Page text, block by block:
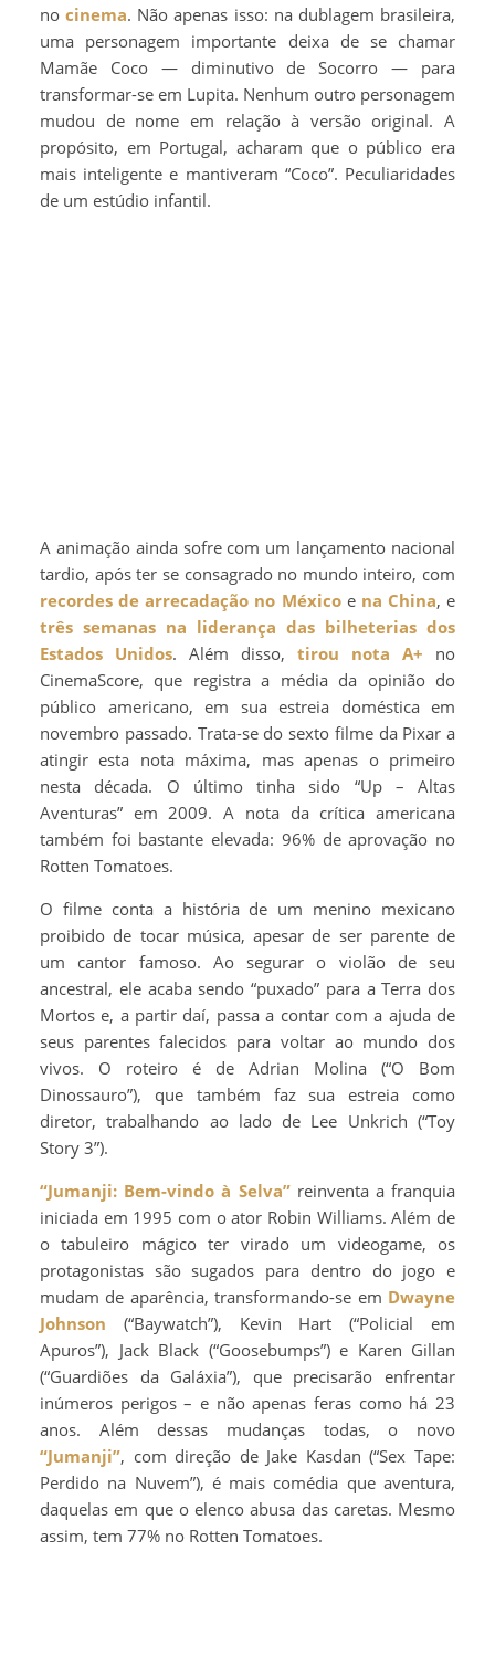
nocinema. Não apenas isso: na dublagem brasileira,
uma personagem importante deixa de se chamar
Mamãe Coco — diminutivo de Socorro — para
transformar-se em Lupita. Nenhum outro personagem
mudou de nome em relação à versão original. A
propósito, em Portugal, acharam que o público era
mais inteligente e mantiveram “Coco”. Peculiaridades
de um estúdio infantil.
A animação ainda sofre com um lançamento nacional
tardio, após ter se consagrado no mundo inteiro, com
recordes de arrecadação no Méxicoe na China, e
três semanas na liderança das bilheterias dos
Estados Unidos. Além disso, tirou nota A+ no
CinemaScore, que registra a média da opinião do
público americano, em sua estreia doméstica em
novembro passado. Trata-se do sexto filme da Pixar a
atingir esta nota máxima, mas apenas o primeiro
nesta década. O último tinha sido “Up – Altas
Aventuras” em 2009. A nota da crítica americana
também foi bastante elevada: 96% de aprovação no
Rotten Tomatoes.
O filme conta a história de um menino mexicano
proibido de tocar música, apesar de ser parente de
um cantor famoso. Ao segurar o violão de seu
ancestral, ele acaba sendo “puxado” para a Terra dos
Mortos e, a partir daí, passa a contar com a ajuda de
seus parentes falecidos para voltar ao mundo dos
vivos. O roteiro é de Adrian Molina (“O Bom
Dinossauro”), que também faz sua estreia como
diretor, trabalhando ao lado de Lee Unkrich (“Toy
Story 3”).
“Jumanji: Bem-vindo à Selva”reinventa a franquia
iniciada em 1995 com o ator Robin Williams. Além de
o tabuleiro mágico ter virado um videogame, os
protagonistas são sugados para dentro do jogo e
mudam de aparência, transformando-se em Dwayne
Johnson (“Baywatch”), Kevin Hart (“Policial em
Apuros”), Jack Black (“Goosebumps”) e Karen Gillan
(“Guardiões da Galáxia”), que precisarão enfrentar
inúmeros perigos – e não apenas feras como há 23
anos. Além dessas mudanças todas, o novo
“Jumanji”, com direção de Jake Kasdan (“Sex Tape:
Perdido na Nuvem”), é mais comédia que aventura,
daquelas em que o elenco abusa das caretas. Mesmo
assim, tem 77% no Rotten Tomatoes.